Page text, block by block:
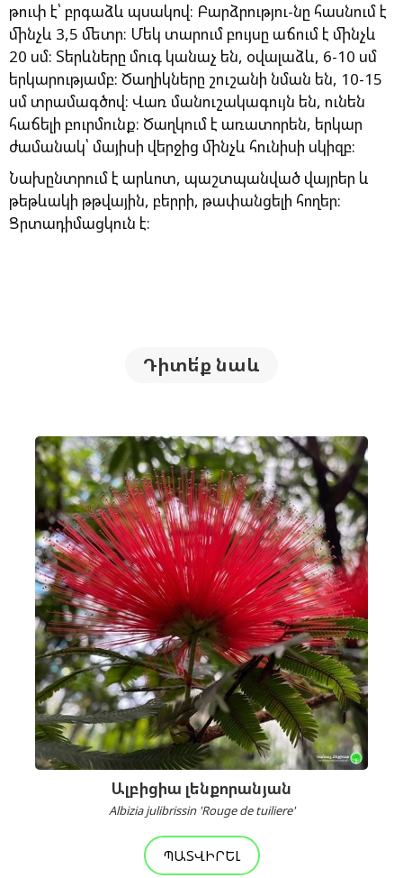
թուփ է՝ բրգաձև պսակով։ Բարձրությու-նը հասնում է
մինչև 3,5 մետր։ Մեկ տարում բույսը աճում է մինչև
20 սմ: Տերևները մուգ կանաչ են, օվալաձև, 6-10 սմ
երկարությամբ: Ծաղիկները շուշանի նման են, 10-15
սմ տրամագծով: Վառ մանուշակագույն են, ունեն
հաճելի բուրմունք։ Ծաղկում է առատորեն, երկար
ժամանակ՝ մայիսի վերջից մինչև հունիսի սկիզբ:
Նախընտրում է արևոտ, պաշտպանված վայրեր և
թեթևակի թթվային, բերրի, թափանցելի հողեր:
Ցրտադիմացկուն է։
Դիտե՛ք նաև
Ալբիցիա լենքորանյան
Albizia julibrissin 'Rouge de tuiliere'
ՊԱՏՎԻՐԵԼ